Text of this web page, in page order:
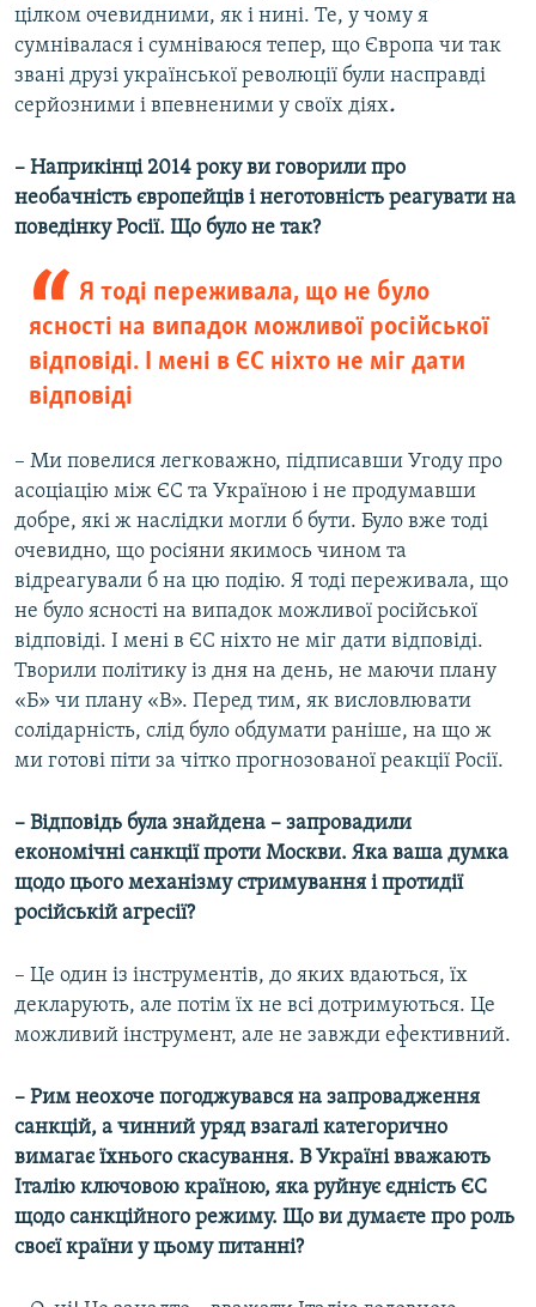
цілком очевидними, як і нині. Те, у чому я
сумнівалася і сумніваюся тепер, що Європа чи так
звані друзі української революції були насправді
серйозними і впевненими у своїх діях.
– Наприкінці 2014 року ви говорили про
необачність європейців і неготовність реагувати на
поведінку Росії. Що було не так?
Я тоді переживала, що не було
ясності на випадок можливої російської
відповіді. І мені в ЄС ніхто не міг дати
відповіді
– Ми повелися легковажно, підписавши Угоду про
асоціацію між ЄС та Україною і не продумавши
добре, які ж наслідки могли б бути. Було вже тоді
очевидно, що росіяни якимось чином та
відреагували б на цю подію. Я тоді переживала, що
не було ясності на випадок можливої російської
відповіді. І мені в ЄС ніхто не міг дати відповіді.
Творили політику із дня на день, не маючи плану
«Б» чи плану «В». Перед тим, як висловлювати
солідарність, слід було обдумати раніше, на що ж
ми готові піти за чітко прогнозованої реакції Росії.
– Відповідь була знайдена – запровадили
економічні санкції проти Москви. Яка ваша думка
щодо цього механізму стримування і протидії
російській агресії?
– Це один із інструментів, до яких вдаються, їх
декларують, але потім їх не всі дотримуються. Це
можливий інструмент, але не завжди ефективний.
– Рим неохоче погоджувався на запровадження
санкцій, а чинний уряд взагалі категорично
вимагає їхнього скасування. В Україні вважають
Італію ключовою країною, яка руйнує єдність ЄС
щодо санкційного режиму. Що ви думаєте про роль
своєї країни у цьому питанні?